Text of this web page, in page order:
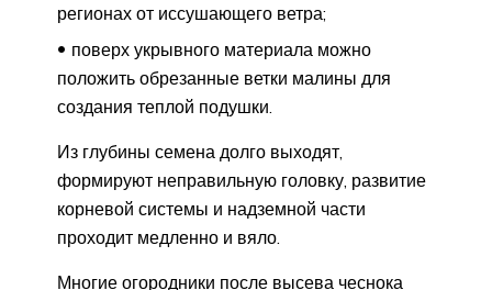
регионах от иссушающего ветра;
поверх укрывного материала можно
положить обрезанные ветки малины для
создания теплой подушки.
Из глубины семена долго выходят,
формируют неправильную головку, развитие
корневой системы и надземной части
проходит медленно и вяло.
Многие огородники после высева чеснока